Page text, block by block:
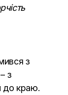
з
з
до краю.